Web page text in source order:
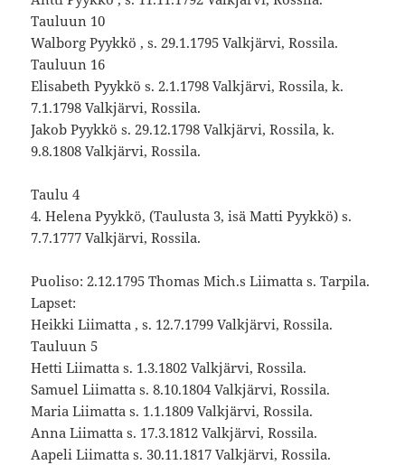
Tauluun 10
Walborg Pyykkö , s. 29.1.1795 Valkjärvi, Rossila.
Tauluun 16
Elisabeth Pyykkö s. 2.1.1798 Valkjärvi, Rossila, k.
7.1.1798 Valkjärvi, Rossila.
Jakob Pyykkö s. 29.12.1798 Valkjärvi, Rossila, k.
9.8.1808 Valkjärvi, Rossila.
Taulu 4
4. Helena Pyykkö, (Taulusta 3, isä Matti Pyykkö) s.
7.7.1777 Valkjärvi, Rossila.
Puoliso: 2.12.1795 Thomas Mich.s Liimatta s. Tarpila.
Lapset:
Heikki Liimatta , s. 12.7.1799 Valkjärvi, Rossila.
Tauluun 5
Hetti Liimatta s. 1.3.1802 Valkjärvi, Rossila.
Samuel Liimatta s. 8.10.1804 Valkjärvi, Rossila.
Maria Liimatta s. 1.1.1809 Valkjärvi, Rossila.
Anna Liimatta s. 17.3.1812 Valkjärvi, Rossila.
Aapeli Liimatta s. 30.11.1817 Valkjärvi, Rossila.